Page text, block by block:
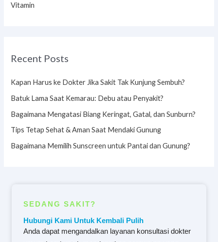
Vitamin
Recent Posts
Kapan Harus ke Dokter Jika Sakit Tak Kunjung Sembuh?
Batuk Lama Saat Kemarau: Debu atau Penyakit?
Bagaimana Mengatasi Biang Keringat, Gatal, dan Sunburn?
Tips Tetap Sehat & Aman Saat Mendaki Gunung
Bagaimana Memilih Sunscreen untuk Pantai dan Gunung?
SEDANG SAKIT?
Hubungi Kami Untuk Kembali Pulih
Anda dapat mengandalkan layanan konsultasi dokter